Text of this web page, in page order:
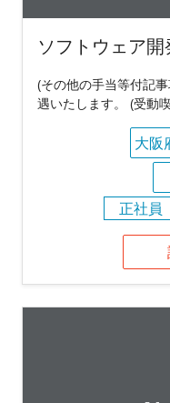
ソフトウェア開
(その他の手当等付記
遇いたします。 (受動
大阪
正社員